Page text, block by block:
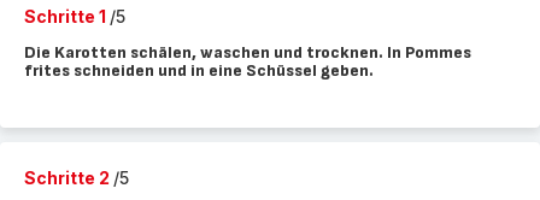
Schritte 1 /5
Die Karotten schälen, waschen und trocknen. In Pommes
frites schneiden und in eine Schüssel geben.
Schritte 2 /5